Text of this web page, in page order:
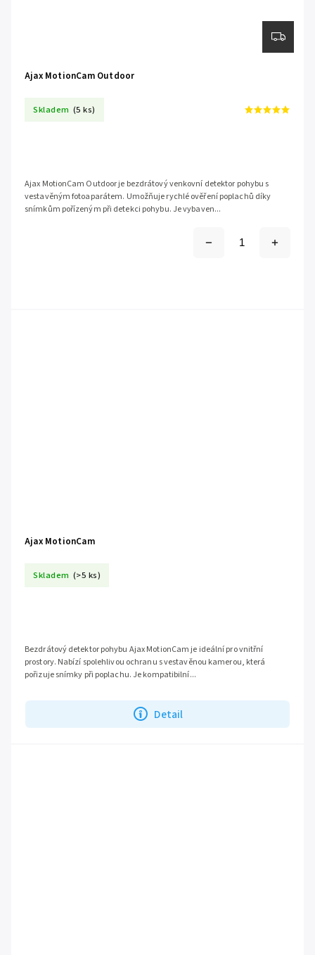
Ajax MotionCam Outdoor
Skladem (5 ks)
Ajax MotionCam Outdoor je bezdrátový venkovní detektor pohybu s
vestavěným fotoaparátem. Umožňuje rychlé ověření poplachů díky
snímkům pořízeným při detekci pohybu. Je vybaven...
Ajax MotionCam
Skladem (>5 ks)
Detail
Bezdrátový detektor pohybu Ajax MotionCam je ideální pro vnitřní
prostory. Nabízí spolehlivou ochranu s vestavěnou kamerou, která
pořizuje snímky při poplachu. Je kompatibilní...